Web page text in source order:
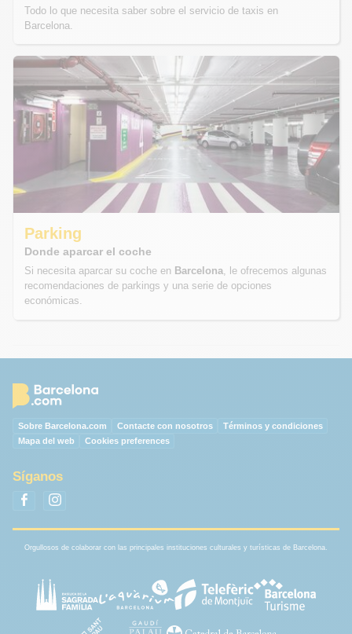
Todo lo que necesita saber sobre el servicio de taxis en
Barcelona.
Parking
Donde aparcar el coche
Si necesita aparcar su coche en Barcelona, le ofrecemos algunas
recomendaciones de parkings y una serie de opciones
económicas.
Sobre Barcelona.com Contacte con nosotros
Términos y condiciones
Mapa del web
Cookies preferences
Síganos
Orgullosos de colaborar con las principales instituciones culturales y turísticas de Barcelona.